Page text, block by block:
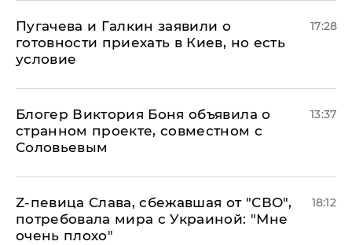
Пугачева и Галкин заявили о
готовности приехать в Киев, но есть
условие
17:28
Блогер Виктория Боня объявила о
странном проекте, совместном с
Соловьевым
13:37
Z-певица Слава, сбежавшая от "СВО",
потребовала мира с Украиной: "Мне
очень плохо"
18:12